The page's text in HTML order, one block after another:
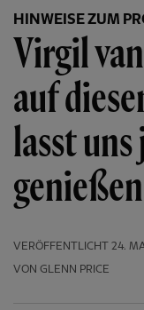
HINWEISE ZUM
Virgil
auf
lasst
genießen
VERÖFFENTLICHT
24.
VON GLENN PRICE